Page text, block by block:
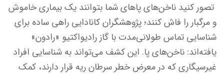
تصور کنید ناخن‌های پاهای شما بتوانند یک بیماری خاموش
و مرگبار را فاش کنند؛ پژوهشگران کانادایی راهی ساده برای
شناسایی تماس طولانی‌مدت با گاز رادیواکتیو «رادون»
یافته‌اند: ناخن‌های پا. این کشف می‌تواند به شناسایی افراد
غیرسیگاری که در معرض خطر سرطان ریه قرار دارند، کمک